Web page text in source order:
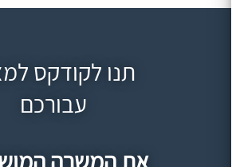
תנו לקודקס
עבורכם